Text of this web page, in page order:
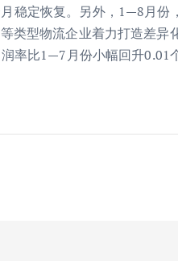
稳定恢复。另外，1—8月份
类型物流企业着力打造差
率比1—7月份小幅回升0.01